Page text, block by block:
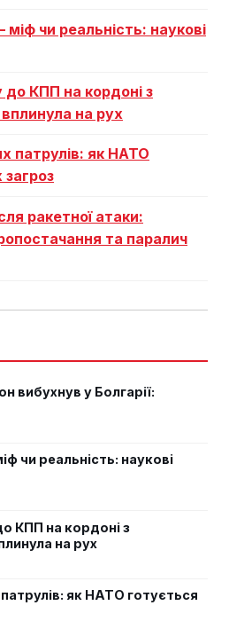
чи реальність: наукові
КПП на кордоні з
на рух
патрулів: як НАТО
ракетної атаки:
та паралич
вибухнув у Болгарії:
чи реальність: наукові
КПП на кордоні з
на рух
як НАТО готується